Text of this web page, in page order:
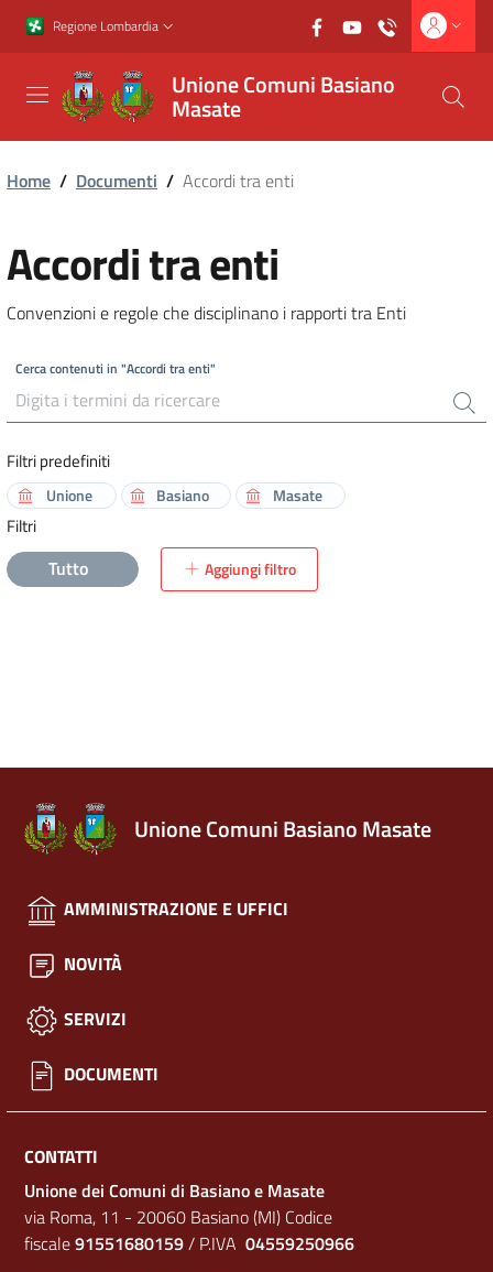
Vai al contenuto principale
Vai al footer
Regione Lombardia
Unione Comuni Basiano
Masate
Home / Documenti / Accordi tra enti
Accordi tra enti
Convenzioni e regole che disciplinano i rapporti tra Enti
Cerca contenuti in "Accordi tra enti"
Filtri predefiniti
Unione Basiano Masate
Filtri
Tutto Aggiungi filtro
Unione Comuni Basiano Masate
AMMINISTRAZIONE E UFFICI
NOVITÀ
SERVIZI
DOCUMENTI
CONTATTI
Unione dei Comuni di Basiano e Masate
via Roma, 11 - 20060 Basiano (MI) Codice
fiscale91551680159/ P.IVA 04559250966